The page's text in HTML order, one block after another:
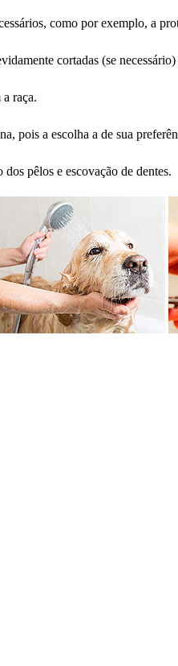
como por exemplo, a
cortadas (se
raça.
pois a escolha a de sua
pêlos e escovação de dentes.